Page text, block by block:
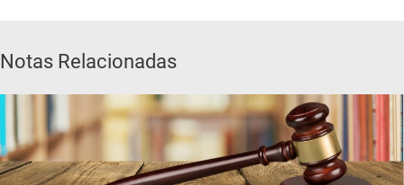
Notas Relacionadas